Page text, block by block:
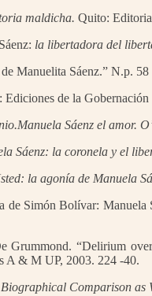
maldicha. Quito:
la libertadora del
Manuelita Sáenz.” N.p.
Ediciones de la
Manuela Sáenz el amor.
Sáenz: la coronela y el
la agonía de Manuela
de Simón Bolívar:
Grummond. “Delirium
A & M UP, 2003. 224 -40.
Comparison as